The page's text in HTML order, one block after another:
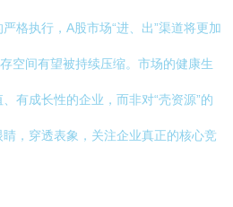
格执行，A股市场“进、出”渠道将更加
空间有望被持续压缩。市场的健康生
有成长性的企业，而非对“壳资源”的
，穿透表象，关注企业真正的核心竞